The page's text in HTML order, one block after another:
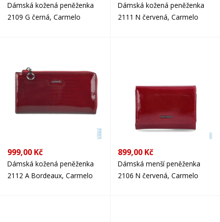
Dámská kožená peněženka
2109 G černá, Carmelo
Dámská kožená peněženka
2111 N červená, Carmelo
999,00 Kč
Dámská kožená peněženka
2112 A Bordeaux, Carmelo
899,00 Kč
Dámská menší peněženka
2106 N červená, Carmelo